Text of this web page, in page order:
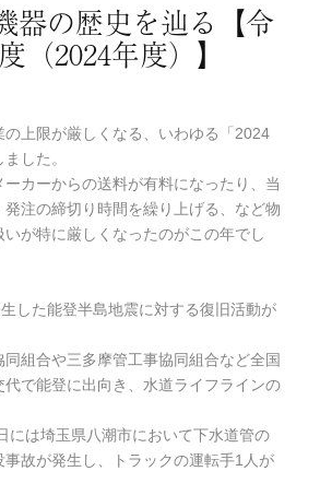
器の歴史を辿る【令
（2024年度）】
の上限が厳しくなる、いわゆる「2024
した。
カーからの送料が有料になったり、当
発注の締切り時間を繰り上げる、など物
が特に厳しくなったのがこの年でし
した能登半島地震に対する復旧活動が
組合や三多摩管工事協同組合など全国
で能登に出向き、水道ライフラインの
には埼玉県八潮市において下水道管の
事故が発生し、トラックの運転手1人が